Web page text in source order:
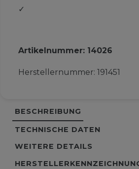
✓
Artikelnummer: 14026
Herstellernummer: 191451
BESCHREIBUNG
TECHNISCHE DATEN
WEITERE DETAILS